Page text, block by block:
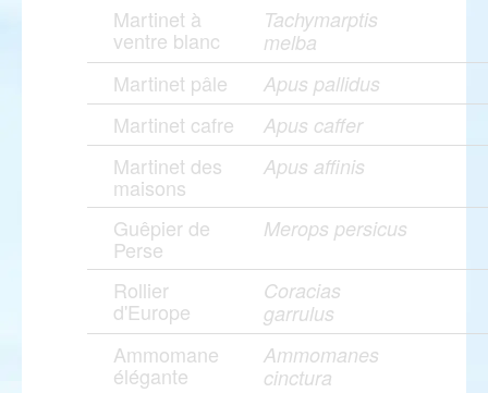
Martinet à
ventre blanc
Tachymarptis
melba
Martinet pâle Apus pallidus
Martinet cafre Apus caffer
Martinet des
maisons
Apus affinis
Guêpier de
Perse
Merops persicus
Rollier
d'Europe
Coracias
garrulus
Ammomane
élégante
Ammomanes
cinctura